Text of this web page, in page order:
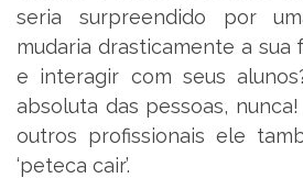
seria surpreendido por
mudaria drasticamente a
e interagir com seus
absoluta das pessoas,
outros profissionais ele
‘peteca cair’.